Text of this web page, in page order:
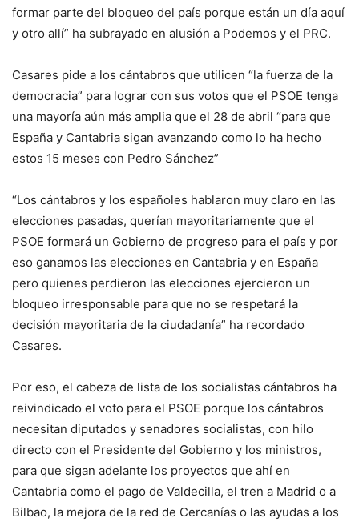
formar parte del bloqueo del país porque están un día aquí
y otro allí” ha subrayado en alusión a Podemos y el PRC.
Casares pide a los cántabros que utilicen “la fuerza de la
democracia” para lograr con sus votos que el PSOE tenga
una mayoría aún más amplia que el 28 de abril “para que
España y Cantabria sigan avanzando como lo ha hecho
estos 15 meses con Pedro Sánchez”
“Los cántabros y los españoles hablaron muy claro en las
elecciones pasadas, querían mayoritariamente que el
PSOE formará un Gobierno de progreso para el país y por
eso ganamos las elecciones en Cantabria y en España
pero quienes perdieron las elecciones ejercieron un
bloqueo irresponsable para que no se respetará la
decisión mayoritaria de la ciudadanía” ha recordado
Casares.
Por eso, el cabeza de lista de los socialistas cántabros ha
reivindicado el voto para el PSOE porque los cántabros
necesitan diputados y senadores socialistas, con hilo
directo con el Presidente del Gobierno y los ministros,
para que sigan adelante los proyectos que ahí en
Cantabria como el pago de Valdecilla, el tren a Madrid o a
Bilbao, la mejora de la red de Cercanías o las ayudas a los